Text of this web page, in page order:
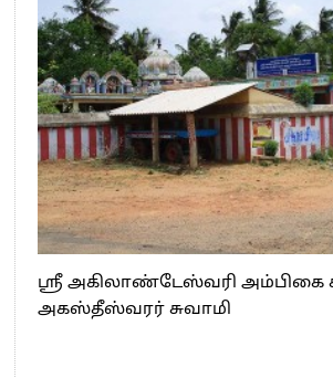
ஸ்ரீ அகிலாண்டேஸ்வரி அம்பிகை
அகஸ்தீஸ்வரர் சுவாமி